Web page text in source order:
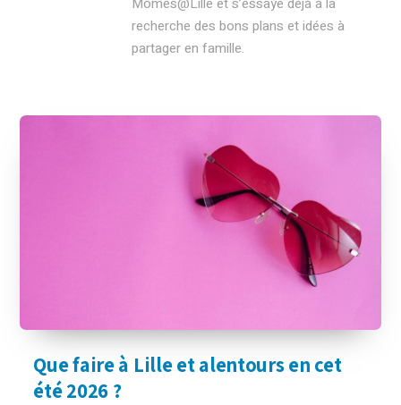
recherche des bons plans et idées à
partager en famille.
Que faire à Lille et alentours en cet
été 2026 ?